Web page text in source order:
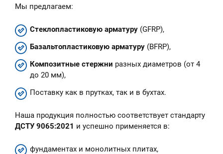
Мы предлагаем:
Стеклопластиковую арматуру (GFRP),
Базальтопластиковую арматуру (BFRP),
Композитные стержни разных диаметров (от 4
до 20 мм),
Поставку как в прутках, так и в бухтах.
Наша продукция полностью соответствует стандарту
ДСТУ 9065:2021 и успешно применяется в:
фундаментах и монолитных плитах,